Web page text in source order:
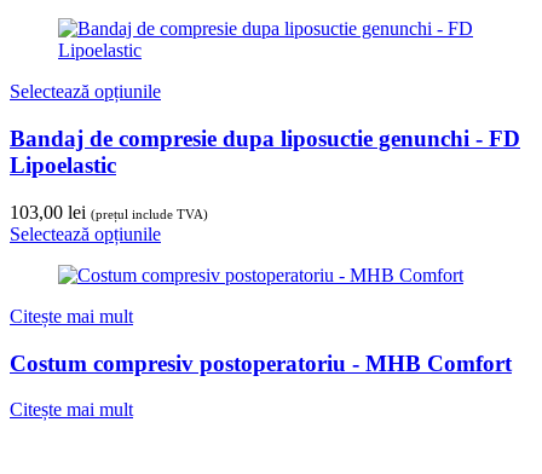
Selectează opțiunile
Bandaj de compresie dupa liposuctie genunchi - FD
Lipoelastic
103,00 lei (prețul include TVA)
Selectează opțiunile
Citește mai mult
Costum compresiv postoperatoriu - MHB Comfort
Citește mai mult